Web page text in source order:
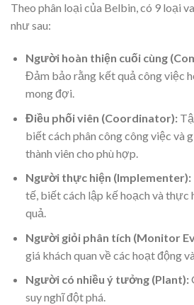
Theo phân loại của Belbin, có 9 loại
như sau:
Người hoàn thiện cuối cùng
Đảm bảo rằng kết quả công việc
mong đợi.
Điều phối viên (Coordinator):
biết cách phân công công việc và
thành viên cho phù hợp.
Người thực hiện (Implementer):
tế, biết cách lập kế hoạch và thực
quả.
Người giỏi phân tích (Monitor
giá khách quan về các hoạt động
Người có nhiều ý tưởng (Plant):
suy nghĩ đột phá.